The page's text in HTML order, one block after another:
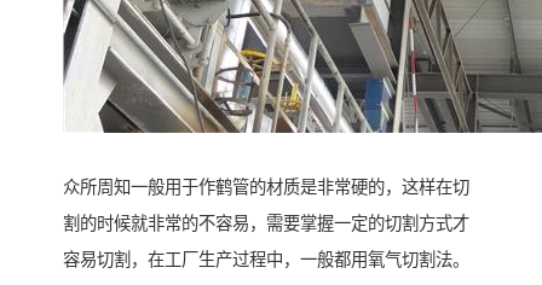
众所周知一般用于作鹤管的材质是非常硬的，这样在切
割的时候就非常的不容易，需要掌握一定的切割方式才
容易切割，在工厂生产过程中，一般都用氧气切割法。